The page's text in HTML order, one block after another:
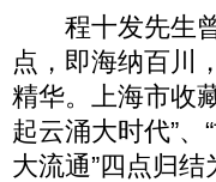
程十发先生曾
点，即海纳百川
精华。上海市收
起云涌大时代”、
大流通”四点归